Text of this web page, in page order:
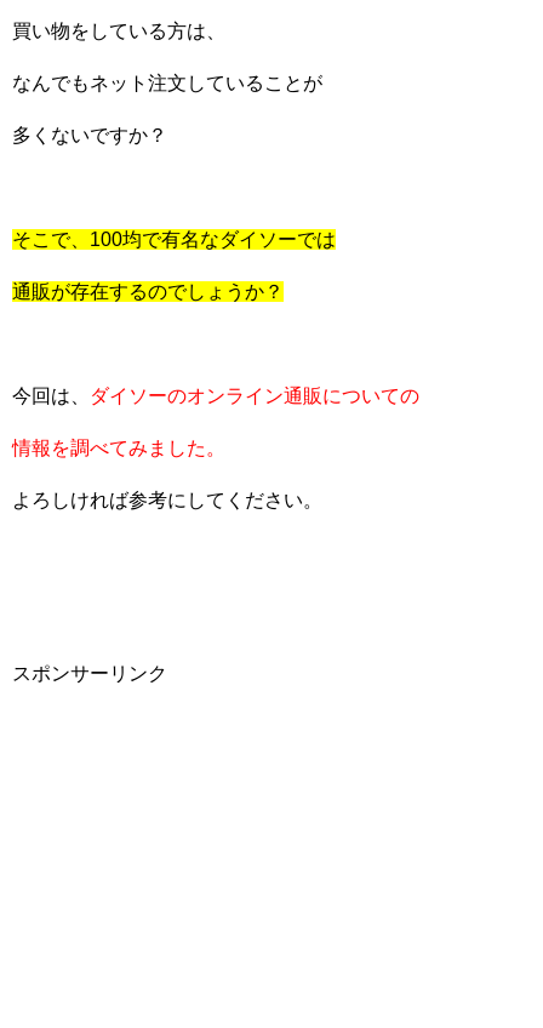
買い物をしている方は、
なんでもネット注文していることが
多くないですか？
そこで、100均で有名なダイソーでは
通販が存在するのでしょうか？
今回は、 ダイソーのオンライン通販についての
情報を調べてみました。
よろしければ参考にしてください。
スポンサーリンク